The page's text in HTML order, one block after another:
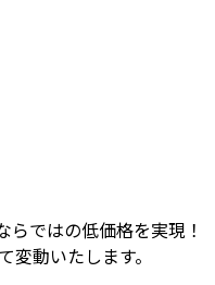
らではの低価格を実現！
動いたします。